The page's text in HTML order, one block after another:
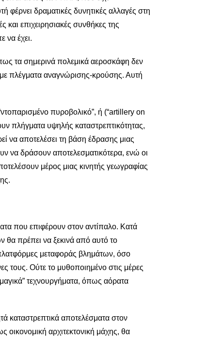
φέρνει δραματικές δυνητικές αλλαγές στη
και επιχειρησιακές συνθήκες της
να έχει.
τα σημερινά πολεμικά αεροσκάφη δεν
πλέγματα αναγνώρισης-κρούσης. Αυτή
πυροβολικό”, ή (“artillery on
πλήγματα υψηλής καταστρεπτικότητας,
να αποτελέσει τη βάση έδρασης μιας
να δράσουν αποτελεσματικότερα, ενώ οι
μέρος μιας κινητής γεωγραφίας
που επιφέρουν στον αντίπαλο. Κατά
θα πρέπει να ξεκινά από αυτό το
μεταφοράς βλημάτων, όσο
τους. Ούτε το μυθοποιημένο στις μέρες
τεχνουργήματα, όπως αόρατα
καταστρεπτικά αποτελέσματα στον
οικονομική αρχιτεκτονική μάχης, θα